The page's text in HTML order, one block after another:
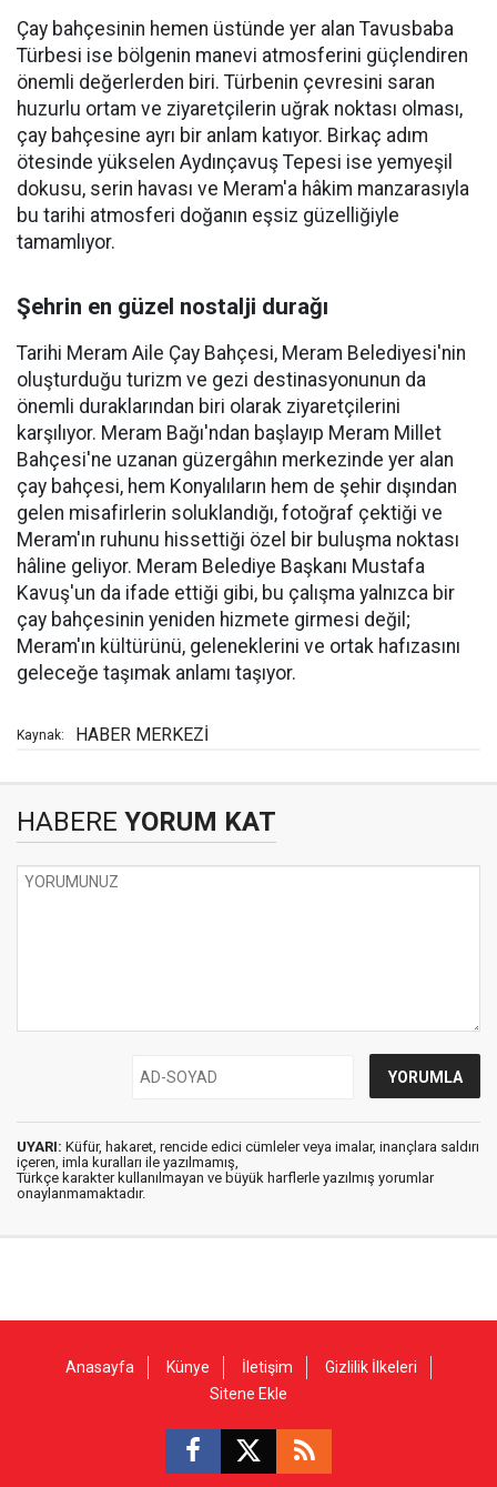
Çay bahçesinin hemen üstünde yer alan Tavusbaba
Türbesi ise bölgenin manevi atmosferini güçlendiren
önemli değerlerden biri. Türbenin çevresini saran
huzurlu ortam ve ziyaretçilerin uğrak noktası olması,
çay bahçesine ayrı bir anlam katıyor. Birkaç adım
ötesinde yükselen Aydınçavuş Tepesi ise yemyeşil
dokusu, serin havası ve Meram'a hâkim manzarasıyla
bu tarihi atmosferi doğanın eşsiz güzelliğiyle
tamamlıyor.
Şehrin en güzel nostalji durağı
Tarihi Meram Aile Çay Bahçesi, Meram Belediyesi'nin
oluşturduğu turizm ve gezi destinasyonunun da
önemli duraklarından biri olarak ziyaretçilerini
karşılıyor. Meram Bağı'ndan başlayıp Meram Millet
Bahçesi'ne uzanan güzergâhın merkezinde yer alan
çay bahçesi, hem Konyalıların hem de şehir dışından
gelen misafirlerin soluklandığı, fotoğraf çektiği ve
Meram'ın ruhunu hissettiği özel bir buluşma noktası
hâline geliyor. Meram Belediye Başkanı Mustafa
Kavuş'un da ifade ettiği gibi, bu çalışma yalnızca bir
çay bahçesinin yeniden hizmete girmesi değil;
Meram'ın kültürünü, geleneklerini ve ortak hafızasını
geleceğe taşımak anlamı taşıyor.
Kaynak: HABER MERKEZİ
HABERE YORUM KAT
UYARI: Küfür, hakaret, rencide edici cümleler veya imalar, inançlara saldırı
içeren, imla kuralları ile yazılmamış,
Türkçe karakter kullanılmayan ve büyük harflerle yazılmış yorumlar
onaylanmamaktadır.
Anasayfa Künye İletişim
Gizlilik İlkeleri
Sitene Ekle